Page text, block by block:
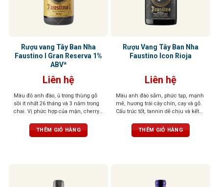
Rượu vang Tây Ban Nha
Faustino I Gran Reserva 1%
ABV*
Liên hệ
Màu đỏ anh đào, ủ trong thùng gỗ
sồi ít nhất 26 tháng và 3 năm trong
chai. Vị phức hợp của mận, cherry,
hậu vị sâu lắngTHÊM GIỎ HÀNG
Rượu Vang Tây Ban Nha
Faustino Icon Rioja
Liên hệ
Màu anh đào sẫm, phức tạp, mạnh
mẽ, hương trái cây chín, cay và gỗ.
Cấu trúc tốt, tannin dễ chịu và kết
THÊM GIỎ HÀNG